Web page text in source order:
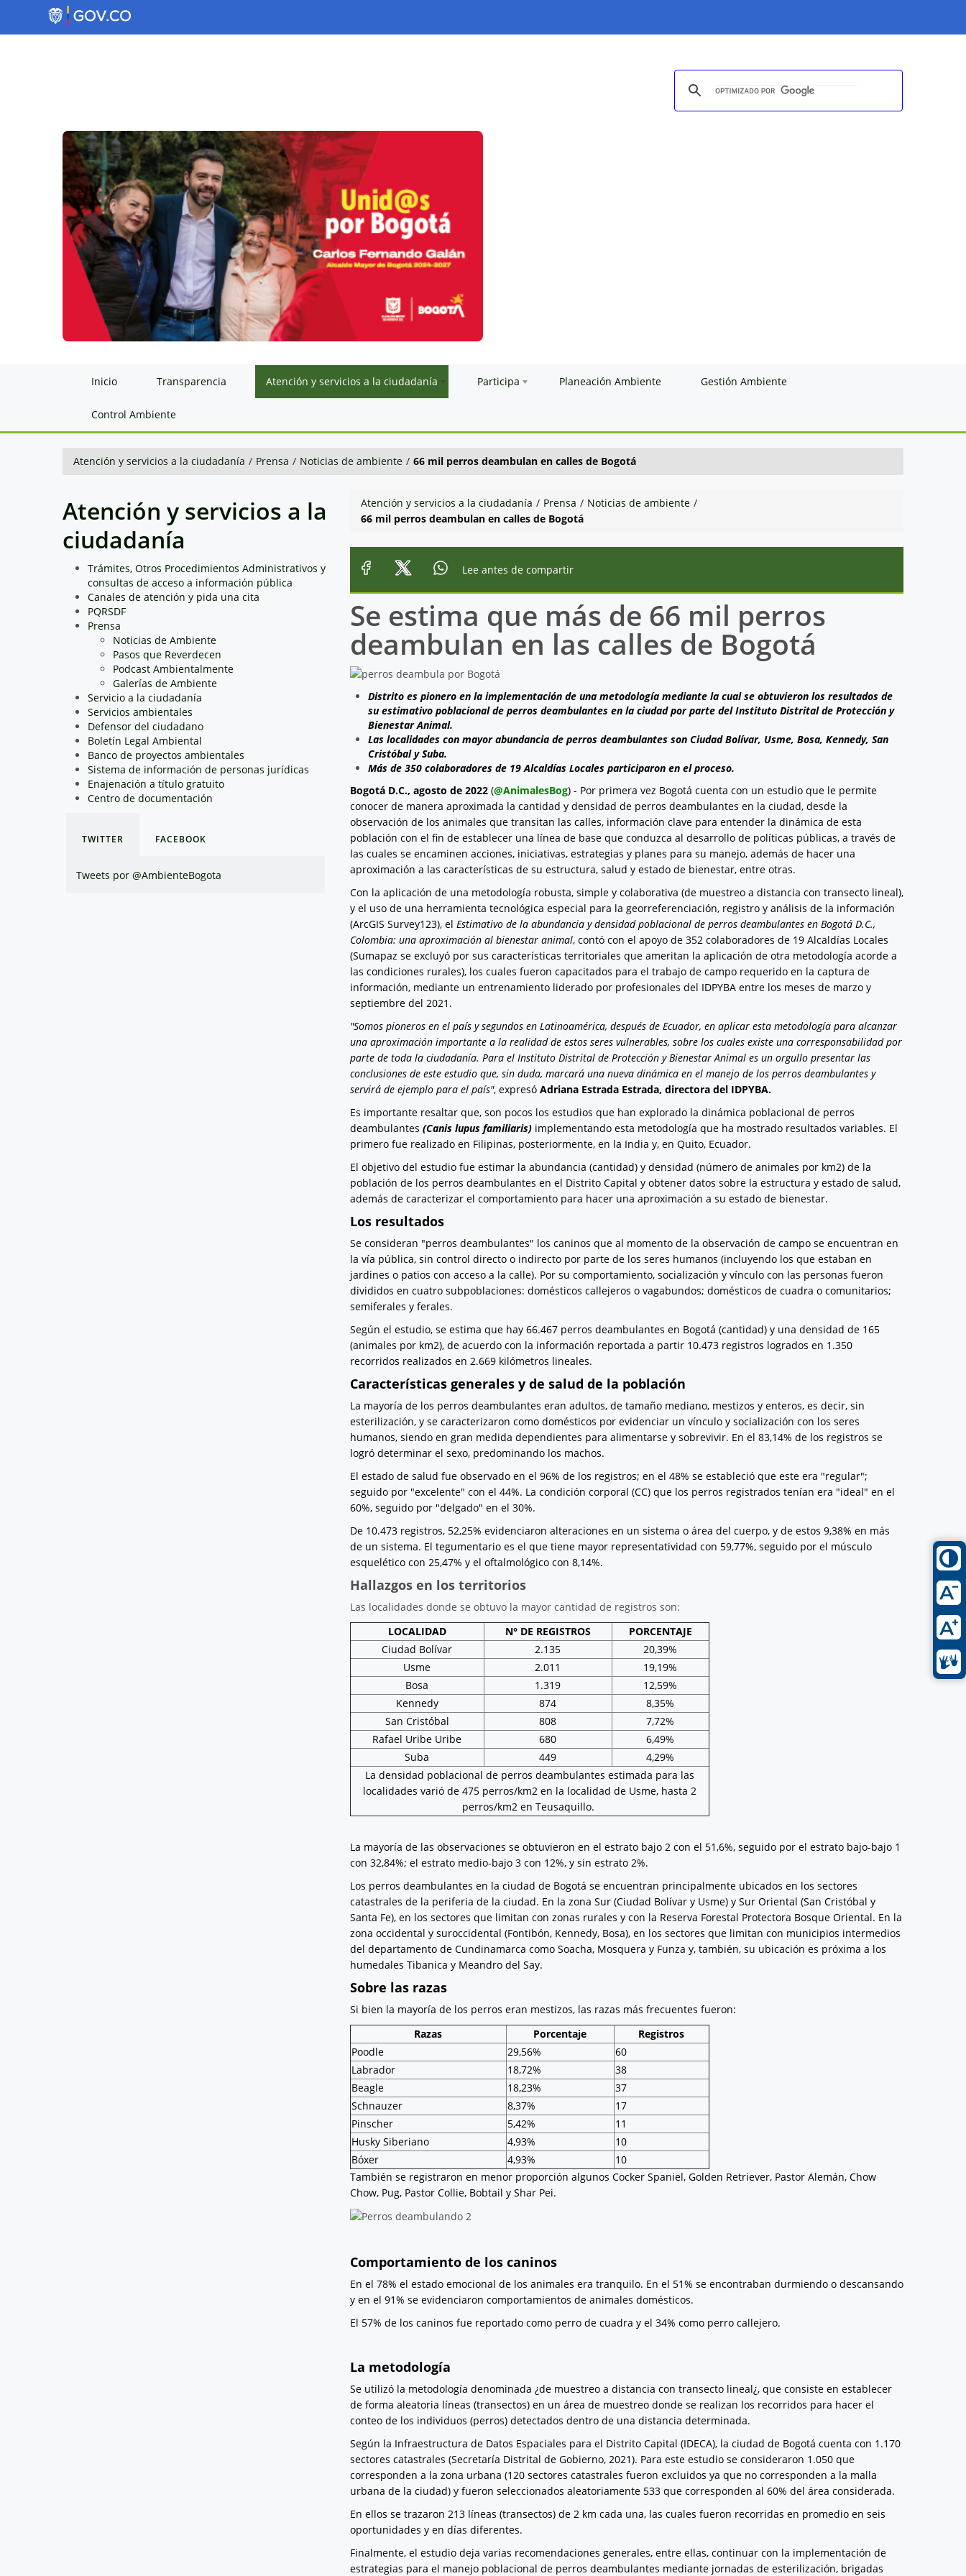
Inicio Transparencia Atención y servicios a la ciudadanía Participa Planeación Ambiente Gestión Ambiente
Control Ambiente
Atención y servicios a la ciudadanía / Prensa / Noticias de ambiente / 66 mil perros deambulan en calles de Bogotá
Atención y servicios a la
ciudadanía
Trámites, Otros Procedimientos Administrativos y
consultas de acceso a información pública
Canales de atención y pida una cita
PQRSDF
Prensa
Noticias de Ambiente
Pasos que Reverdecen
Podcast Ambientalmente
Galerías de Ambiente
Servicio a la ciudadanía
Servicios ambientales
Defensor del ciudadano
Boletín Legal Ambiental
Banco de proyectos ambientales
Sistema de información de personas jurídicas
Enajenación a título gratuito
Centro de documentación
TWITTER FACEBOOK
Tweets por @AmbienteBogota
Atención y servicios a la ciudadanía / Prensa / Noticias de ambiente /
66 mil perros deambulan en calles de Bogotá
Lee antes de compartir
Se estima que más de 66 mil perros
deambulan en las calles de Bogotá
Distrito es pionero en la implementación de una metodología mediante la cual se obtuvieron los resultados de
su estimativo poblacional de perros deambulantes en la ciudad por parte del Instituto Distrital de Protección y
Bienestar Animal.
Las localidades con mayor abundancia de perros deambulantes son Ciudad Bolívar, Usme, Bosa, Kennedy, San
Cristóbal y Suba.
Más de 350 colaboradores de 19 Alcaldías Locales participaron en el proceso.
Bogotá D.C., agosto de 2022(@AnimalesBog) - Por primera vez Bogotá cuenta con un estudio que le permite
conocer de manera aproximada la cantidad y densidad de perros deambulantes en la ciudad, desde la
observación de los animales que transitan las calles, información clave para entender la dinámica de esta
población con el fin de establecer una línea de base que conduzca al desarrollo de políticas públicas, a través de
las cuales se encaminen acciones, iniciativas, estrategias y planes para su manejo, además de hacer una
aproximación a las características de su estructura, salud y estado de bienestar, entre otras.
Con la aplicación de una metodología robusta, simple y colaborativa (de muestreo a distancia con transecto lineal),
y el uso de una herramienta tecnológica especial para la georreferenciación, registro y análisis de la información
(ArcGIS Survey123), el Estimativo de la abundancia y densidad poblacional de perros deambulantes en Bogotá D.C.,
Colombia: una aproximación al bienestar animal, contó con el apoyo de 352 colaboradores de 19 Alcaldías Locales
(Sumapaz se excluyó por sus características territoriales que ameritan la aplicación de otra metodología acorde a
las condiciones rurales), los cuales fueron capacitados para el trabajo de campo requerido en la captura de
información, mediante un entrenamiento liderado por profesionales del IDPYBA entre los meses de marzo y
septiembre del 2021.
"Somos pioneros en el país y segundos en Latinoamérica, después de Ecuador, en aplicar esta metodología para alcanzar
una aproximación importante a la realidad de estos seres vulnerables, sobre los cuales existe una corresponsabilidad por
parte de toda la ciudadanía. Para el Instituto Distrital de Protección y Bienestar Animal es un orgullo presentar las
conclusiones de este estudio que, sin duda, marcará una nueva dinámica en el manejo de los perros deambulantes y
servirá de ejemplo para el país", expresó Adriana Estrada Estrada, directora del IDPYBA.
Es importante resaltar que, son pocos los estudios que han explorado la dinámica poblacional de perros
deambulantes (Canis lupus familiaris)implementando esta metodología que ha mostrado resultados variables. El
primero fue realizado en Filipinas, posteriormente, en la India y, en Quito, Ecuador.
El objetivo del estudio fue estimar la abundancia (cantidad) y densidad (número de animales por km2) de la
población de los perros deambulantes en el Distrito Capital y obtener datos sobre la estructura y estado de salud,
además de caracterizar el comportamiento para hacer una aproximación a su estado de bienestar.
Los resultados
Se consideran "perros deambulantes" los caninos que al momento de la observación de campo se encuentran en
la vía pública, sin control directo o indirecto por parte de los seres humanos (incluyendo los que estaban en
jardines o patios con acceso a la calle). Por su comportamiento, socialización y vínculo con las personas fueron
divididos en cuatro subpoblaciones: domésticos callejeros o vagabundos; domésticos de cuadra o comunitarios;
semiferales y ferales.
Según el estudio, se estima que hay 66.467 perros deambulantes en Bogotá (cantidad) y una densidad de 165
(animales por km2), de acuerdo con la información reportada a partir 10.473 registros logrados en 1.350
recorridos realizados en 2.669 kilómetros lineales.
Características generales y de salud de la población
La mayoría de los perros deambulantes eran adultos, de tamaño mediano, mestizos y enteros, es decir, sin
esterilización, y se caracterizaron como domésticos por evidenciar un vínculo y socialización con los seres
humanos, siendo en gran medida dependientes para alimentarse y sobrevivir. En el 83,14% de los registros se
logró determinar el sexo, predominando los machos.
El estado de salud fue observado en el 96% de los registros; en el 48% se estableció que este era "regular";
seguido por "excelente" con el 44%. La condición corporal (CC) que los perros registrados tenían era "ideal" en el
60%, seguido por "delgado" en el 30%.
De 10.473 registros, 52,25% evidenciaron alteraciones en un sistema o área del cuerpo, y de estos 9,38% en más
de un sistema. El tegumentario es el que tiene mayor representatividad con 59,77%, seguido por el músculo
esquelético con 25,47% y el oftalmológico con 8,14%.
Hallazgos en los territorios
Las localidades donde se obtuvo la mayor cantidad de registros son:
LOCALIDAD
N° DE REGISTROS
PORCENTAJE
Ciudad Bolívar
2.135
20,39%
Usme
2.011
19,19%
Bosa
1.319
12,59%
Kennedy
874
8,35%
San Cristóbal
808
7,72%
Rafael Uribe Uribe
680
6,49%
Suba
449
4,29%
La densidad poblacional de perros deambulantes estimada para las
localidades varió de 475 perros/km2 en la localidad de Usme, hasta 2
perros/km2 en Teusaquillo.
La mayoría de las observaciones se obtuvieron en el estrato bajo 2 con el 51,6%, seguido por el estrato bajo-bajo 1
con 32,84%; el estrato medio-bajo 3 con 12%, y sin estrato 2%.
Los perros deambulantes en la ciudad de Bogotá se encuentran principalmente ubicados en los sectores
catastrales de la periferia de la ciudad. En la zona Sur (Ciudad Bolívar y Usme) y Sur Oriental (San Cristóbal y
Santa Fe), en los sectores que limitan con zonas rurales y con la Reserva Forestal Protectora Bosque Oriental. En la
zona occidental y suroccidental (Fontibón, Kennedy, Bosa), en los sectores que limitan con municipios intermedios
del departamento de Cundinamarca como Soacha, Mosquera y Funza y, también, su ubicación es próxima a los
humedales Tibanica y Meandro del Say.
Sobre las razas
Si bien la mayoría de los perros eran mestizos, las razas más frecuentes fueron:
Razas
Porcentaje
Registros
Poodle
29,56%
60
Labrador
18,72%
38
Beagle
18,23%
37
Schnauzer
8,37%
17
Pinscher
5,42%
11
Husky Siberiano
4,93%
10
Bóxer
4,93%
10
También se registraron en menor proporción algunos Cocker Spaniel, Golden Retriever, Pastor Alemán, Chow
Chow, Pug, Pastor Collie, Bobtail y Shar Pei.
Comportamiento de los caninos
En el 78% el estado emocional de los animales era tranquilo. En el 51% se encontraban durmiendo o descansando
y en el 91% se evidenciaron comportamientos de animales domésticos.
El 57% de los caninos fue reportado como perro de cuadra y el 34% como perro callejero.
La metodología
Se utilizó la metodología denominada ¿de muestreo a distancia con transecto lineal¿, que consiste en establecer
de forma aleatoria líneas (transectos) en un área de muestreo donde se realizan los recorridos para hacer el
conteo de los individuos (perros) detectados dentro de una distancia determinada.
Según la Infraestructura de Datos Espaciales para el Distrito Capital (IDECA), la ciudad de Bogotá cuenta con 1.170
sectores catastrales (Secretaría Distrital de Gobierno, 2021). Para este estudio se consideraron 1.050 que
corresponden a la zona urbana (120 sectores catastrales fueron excluidos ya que no corresponden a la malla
urbana de la ciudad) y fueron seleccionados aleatoriamente 533 que corresponden al 60% del área considerada.
En ellos se trazaron 213 líneas (transectos) de 2 km cada una, las cuales fueron recorridas en promedio en seis
oportunidades y en días diferentes.
Finalmente, el estudio deja varias recomendaciones generales, entre ellas, continuar con la implementación de
estrategias para el manejo poblacional de perros deambulantes mediante jornadas de esterilización, brigadas